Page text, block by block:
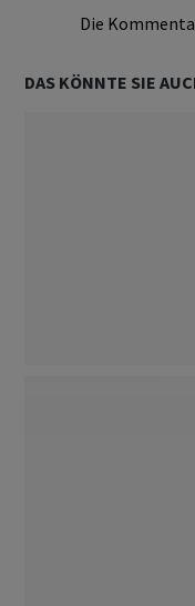
Die
DAS KÖNNTE SIE